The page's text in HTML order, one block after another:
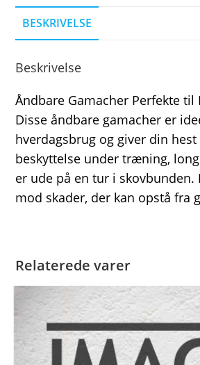
BESKRIVELSE
Beskrivelse
Åndbare Gamacher Perfekte til
Disse åndbare gamacher er
hverdagsbrug og giver din
beskyttelse under træning,
er ude på en tur i skovbunden.
mod skader, der kan opstå fra
Relaterede varer